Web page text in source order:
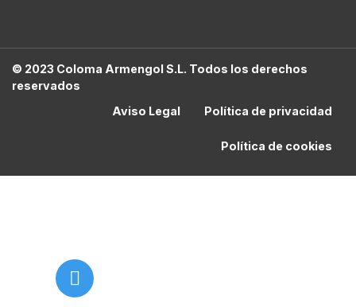
© 2023 Coloma Armengol S.L. Todos los derechos
reservados
Aviso Legal
Política de privacidad
Política de cookies